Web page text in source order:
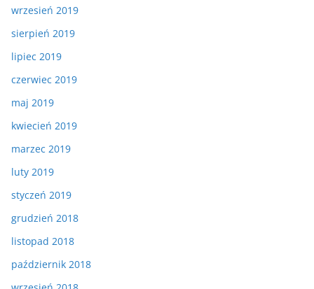
wrzesień 2019
sierpień 2019
lipiec 2019
czerwiec 2019
maj 2019
kwiecień 2019
marzec 2019
luty 2019
styczeń 2019
grudzień 2018
listopad 2018
październik 2018